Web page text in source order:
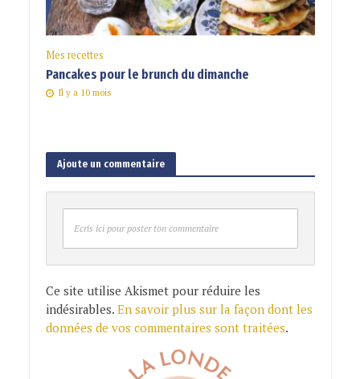
Mes recettes
Pancakes pour le brunch du dimanche
Il y a 10 mois
Ajoute un commentaire
Ecris ici pour poster ton commentaire
Ce site utilise Akismet pour réduire les
indésirables. En savoir plus sur la façon dont les
données de vos commentaires sont traitées.